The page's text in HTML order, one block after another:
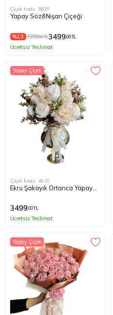
Çiçek Kodu: 5839
Yapay Söz&Nişan Çiçeği
%13 3999,00 TL3499,00 TL
Ücretsiz Teslimat
Yapay Çiçek
Çiçek Kodu: 4610
Ekru Şakayık Ortanca Yapay
3499,00 TL
Ücretsiz Teslimat
Yapay Çiçek